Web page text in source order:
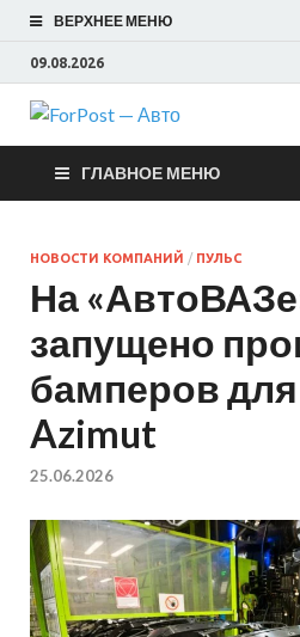
ВЕРХНЕЕ МЕНЮ
09.08.2026
ГЛАВНОЕ МЕНЮ
НОВОСТИ КОМПАНИЙ / ПУЛЬС
На
запущено
бамперов для
Azimut
25.06.2026